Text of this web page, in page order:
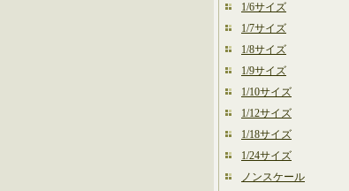
1/6サイズ
1/7サイズ
1/8サイズ
1/9サイズ
1/10サイズ
1/12サイズ
1/18サイズ
1/24サイズ
ノンスケール